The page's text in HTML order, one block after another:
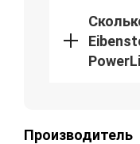
Производитель